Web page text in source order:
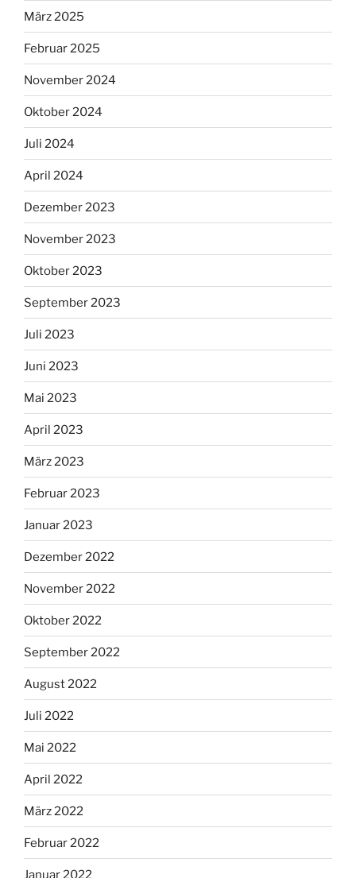
März 2025
Februar 2025
November 2024
Oktober 2024
Juli 2024
April 2024
Dezember 2023
November 2023
Oktober 2023
September 2023
Juli 2023
Juni 2023
Mai 2023
April 2023
März 2023
Februar 2023
Januar 2023
Dezember 2022
November 2022
Oktober 2022
September 2022
August 2022
Juli 2022
Mai 2022
April 2022
März 2022
Februar 2022
Januar 2022